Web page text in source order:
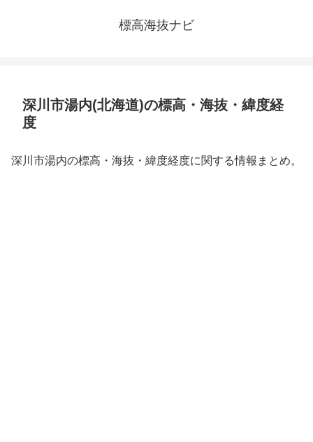
標高海抜ナビ
深川市湯内(北海道)の標高・海抜・緯度経
度
深川市湯内の標高・海抜・緯度経度に関する情報まとめ。